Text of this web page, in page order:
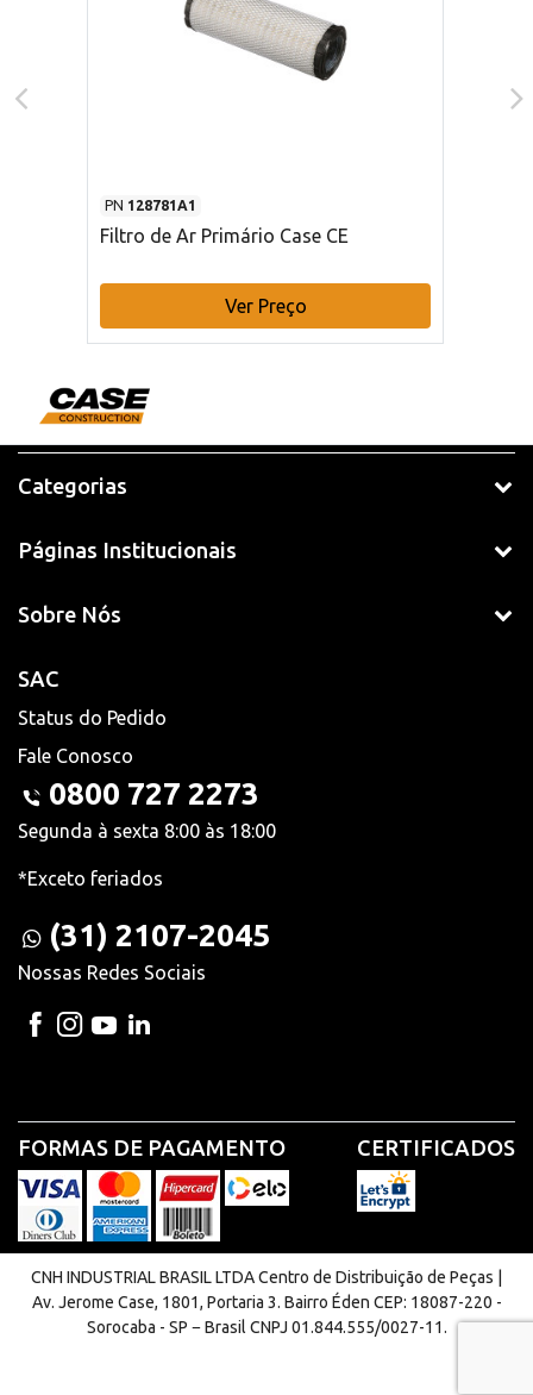
PN 128781A1
Filtro de Ar Primário Case CE
Ver Preço
Categorias
Páginas Institucionais
Sobre Nós
SAC
Status do Pedido
Fale Conosco
0800 727 2273
Segunda à sexta 8:00 às 18:00
*Exceto feriados
(31) 2107-2045
Nossas Redes Sociais
FORMAS DE PAGAMENTO CERTIFICADOS
CNH INDUSTRIAL BRASIL LTDA Centro de Distribuição de Peças |
Av. Jerome Case, 1801, Portaria 3. Bairro Éden CEP: 18087-220 -
Sorocaba - SP − Brasil CNPJ 01.844.555/0027-11.